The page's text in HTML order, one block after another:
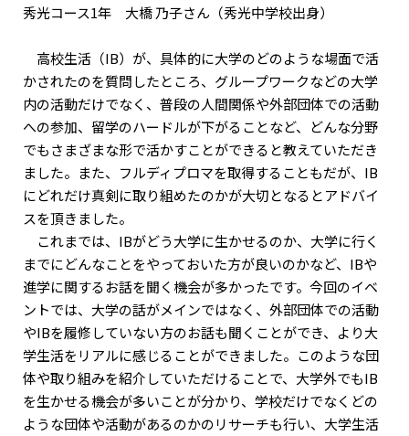
秀光コース1年 大橋 乃子さん（秀光中学校出身）
高校生活（IB）が、具体的に大学のどのような場面で活
かされたのを質問したところ、グループワークなどの大学
内の活動だけでなく、普段の人間関係や外部団体での活動
への参加、留学のハードルが下がることなど、どんな分野
でもさまざまな形で活かすことができると教えていただき
ました。また、フルディプロマを取得することもだが、IB
にどれだけ真剣に取り組めたのかが大切となるとアドバイ
スを頂きました。
これまでは、IBがどう大学に生かせるのか、大学に行く
までにどんなことをやっておいた方が良いのかなど、IBや
進学に関するお話を聞く機会が多かったです。今回のイベ
ントでは、大学の話がメインではなく、外部団体での活動
やIBを履修していない方のお話も聞くことができ、より大
学生活をリアルに感じることができました。このような団
体や取り組みを紹介していただけることで、大学外でもIB
を生かせる機会が多いことが分かり、学校だけでなくどの
ような団体や活動があるのかのリサーチも行い、大学生活